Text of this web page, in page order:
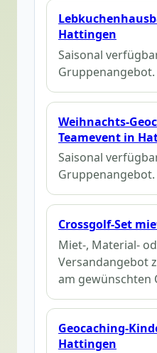
Hattingen
Saisonal
Gruppenangebot.
Weihnachts-
Teamevent in
Saisonal
Gruppenangebot.
Crossgolf-Set
Miet-, Material-
Versandangebot
am gewünschten
Geocaching-
Hattingen